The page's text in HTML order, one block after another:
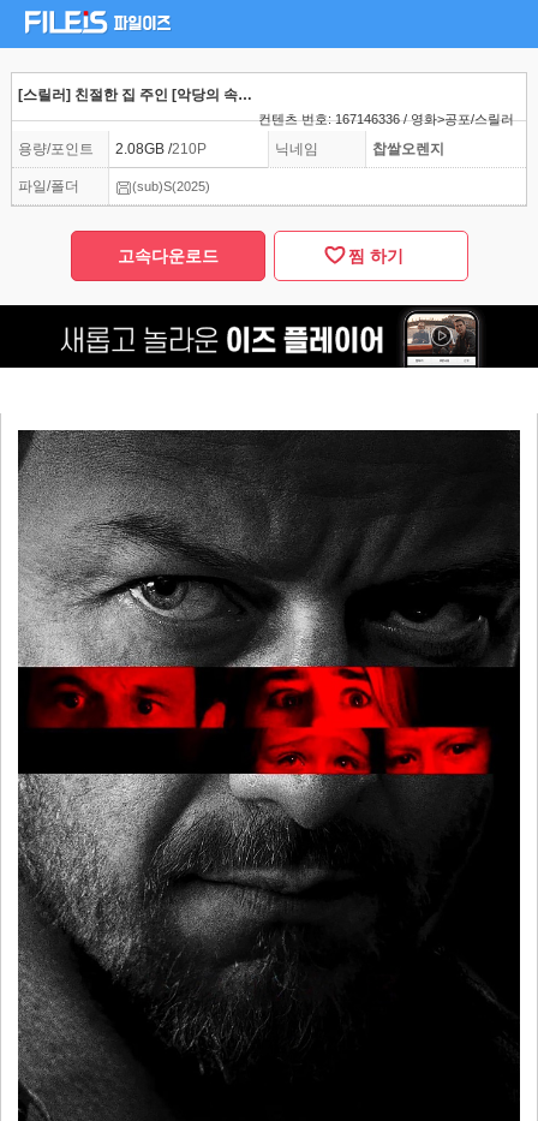
[스릴러] 친절한 집 주인 [악당의 속삭임] 제임스맥거보이
컨텐츠 번호: 167146336 / 영화>공포/스릴러
용량/포인트 2.08GB /210P 닉네임 찹쌀오렌지
파일/폴더 (sub)S(2025)
고속다운로드 찜 하기